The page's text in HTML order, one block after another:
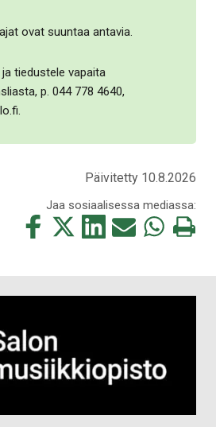
ovat suuntaa antavia.
tiedustele vapaita
p. 044 778 4640,
Päivitetty 10.8.2026
Jaa sosiaalisessa mediassa:
Jaa
Jaa
Jaa
Jaa
Jaa
Tulosta